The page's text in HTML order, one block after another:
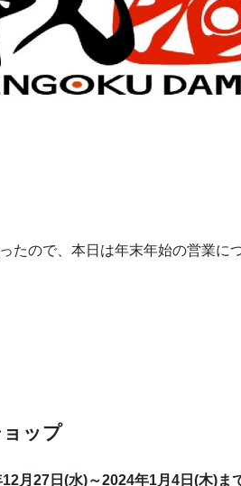
たので、本日は年末年始の営業に
ップ
月27日(水)～2024年1月4日(木)ま